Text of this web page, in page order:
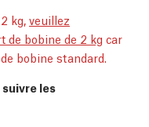
kg, veuillez
de bobine de 2 kg car
bobine standard.
les